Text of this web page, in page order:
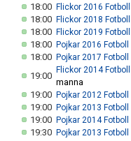
18:00 Flickor 2016 Fotboll
18:00 Flickor 2018 Fotboll
18:00 Flickor 2019 Fotboll
18:00 Pojkar 2016 Fotboll
18:00 Pojkar 2017 Fotboll
19:00
Flickor 2014 Fotboll
manna
19:00 Pojkar 2012 Fotboll
19:00 Pojkar 2013 Fotboll
19:00 Pojkar 2014 Fotboll
19:30 Pojkar 2013 Fotboll